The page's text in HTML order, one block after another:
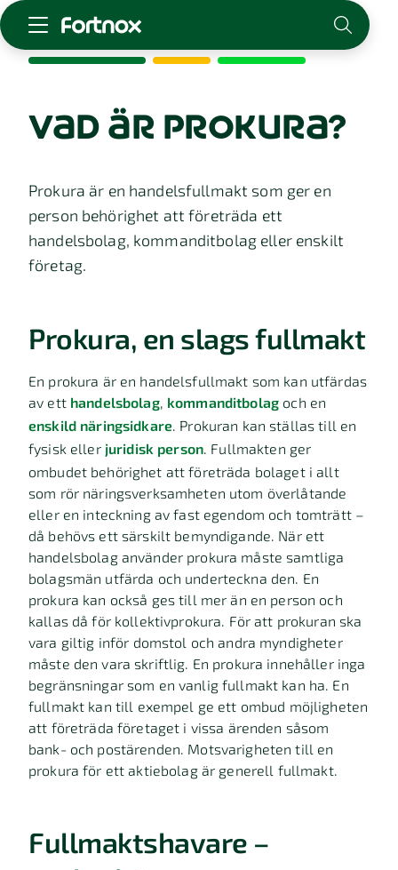
Skaffa Fortnox
För redovisningsbyrån
Logga in
Kontakt
Om Fortnox
vad är prokura?
Prokura är en handelsfullmakt som ger en
person behörighet att företräda ett
handelsbolag, kommanditbolag eller enskilt
företag.
Prokura, en slags fullmakt
En prokura är en handelsfullmakt som kan utfärdas
av ett handelsbolag, kommanditbolag och en
enskild näringsidkare. Prokuran kan ställas till en
fysisk eller juridisk person. Fullmakten ger
ombudet behörighet att företräda bolaget i allt
som rör näringsverksamheten utom överlåtande
eller en inteckning av fast egendom och tomträtt –
då behövs ett särskilt bemyndigande. När ett
handelsbolag använder prokura måste samtliga
bolagsmän utfärda och underteckna den. En
prokura kan också ges till mer än en person och
kallas då för kollektivprokura. För att prokuran ska
vara giltig inför domstol och andra myndigheter
måste den vara skriftlig. En prokura innehåller inga
begränsningar som en vanlig fullmakt kan ha. En
fullmakt kan till exempel ge ett ombud möjligheten
att företräda företaget i vissa ärenden såsom
bank- och postärenden. Motsvarigheten till en
prokura för ett aktiebolag är generell fullmakt.
Fullmaktshavare –